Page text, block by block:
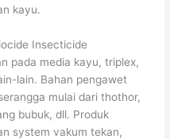
kayu.
Insecticide
pada media kayu, triplex,
lain. Bahan pengawet
mulai dari thothor,
bubuk, dll. Produk
system vakum tekan,